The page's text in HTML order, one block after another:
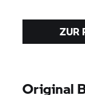
ZUR
Original